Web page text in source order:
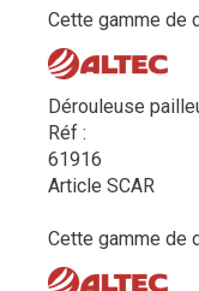
Cette gamme de
Dérouleuse
Réf :
61916
Article SCAR
Cette gamme de